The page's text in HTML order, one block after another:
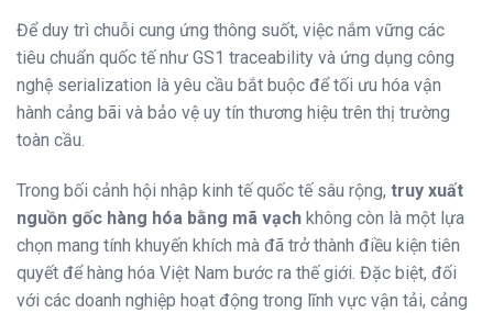
Để duy trì chuỗi cung ứng thông suốt, việc nắm vững các
tiêu chuẩn quốc tế như GS1 traceability và ứng dụng công
nghệ serialization là yêu cầu bắt buộc để tối ưu hóa vận
hành cảng bãi và bảo vệ uy tín thương hiệu trên thị trường
toàn cầu.
Trong bối cảnh hội nhập kinh tế quốc tế sâu rộng, truy xuất
nguồn gốc hàng hóa bằng mã vạch không còn là một lựa
chọn mang tính khuyến khích mà đã trở thành điều kiện tiên
quyết để hàng hóa Việt Nam bước ra thế giới. Đặc biệt, đối
với các doanh nghiệp hoạt động trong lĩnh vực vận tải, cảng